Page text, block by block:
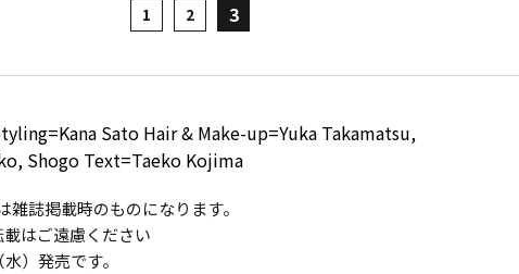
1 2 3
Sato Hair & Make-up=Yuka Takamatsu,
Shogo Text=Taeko Kojima
誌掲載時のものになります。
はご遠慮ください
）発売です。